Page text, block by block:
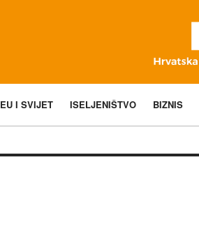
EU I SVIJET ISELJENIŠTVO BIZNIS